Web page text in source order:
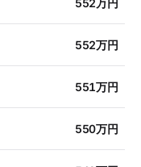
552万円
552万円
551万円
550万円